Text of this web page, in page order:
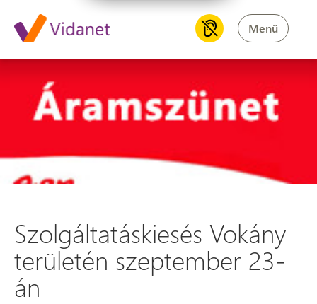
Menü
Szolgáltatáskiesés Vokány
Szolgáltatáskiesés Vokány
területén szeptember 23-
án